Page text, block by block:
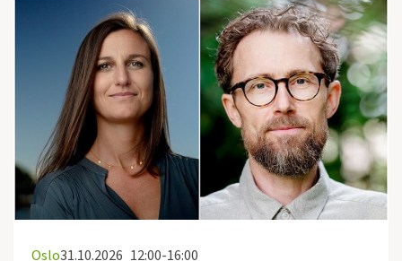
Oslo31.10.2026 12:00-16:00